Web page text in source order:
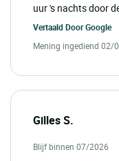
uur 's nachts door
Vertaald DoorGoogle
Mening ingediend 02/
Gilles S.
Blijf binnen 07/2026